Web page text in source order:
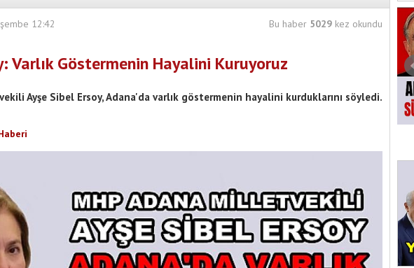
12:42 Bu haber 5029 kez okundu
Varlık Göstermenin Hayalini Kuruyoruz
Ayşe Sibel Ersoy, Adana'da varlık göstermenin hayalini kurduklarını söyledi.